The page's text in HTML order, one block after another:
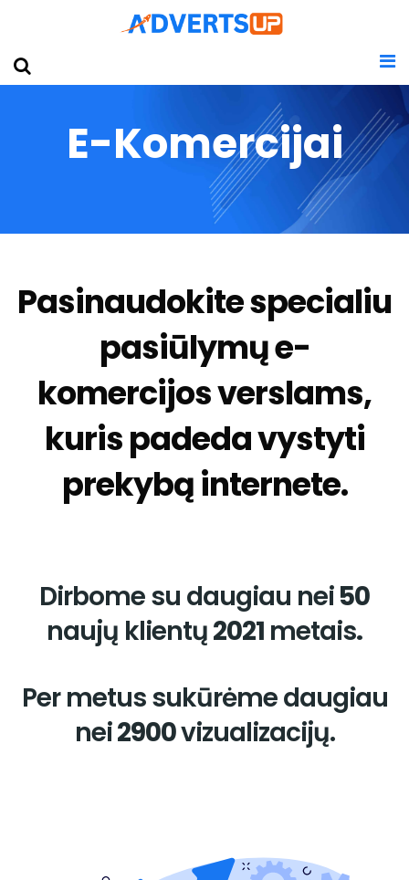
E-Komercijai
Pasinaudokite specialiu
pasiūlymų e-
komercijos verslams,
kuris padeda vystyti
prekybą internete.
Dirbome su daugiau nei50
naujų klientų2021 metais.
Per metus sukūrėme daugiau
nei2900vizualizacijų.